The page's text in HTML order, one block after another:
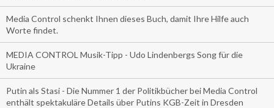
Media Control schenkt Ihnen dieses Buch, damit Ihre Hilfe auch
Worte findet.
MEDIA CONTROL Musik-Tipp - Udo Lindenbergs Song für die
Ukraine
Putin als Stasi - Die Nummer 1 der Politikbücher bei Media Control
enthält spektakuläre Details über Putins KGB-Zeit in Dresden